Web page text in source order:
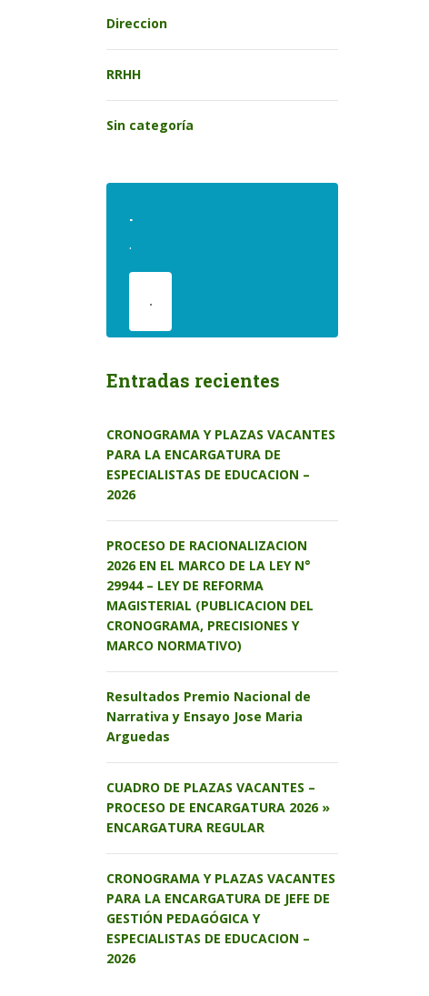
Direccion
RRHH
Sin categoría
.
.
.
Entradas recientes
CRONOGRAMA Y PLAZAS VACANTES
PARA LA ENCARGATURA DE
ESPECIALISTAS DE EDUCACION –
2026
PROCESO DE RACIONALIZACION
2026 EN EL MARCO DE LA LEY N°
29944 – LEY DE REFORMA
MAGISTERIAL (PUBLICACION DEL
CRONOGRAMA, PRECISIONES Y
MARCO NORMATIVO)
Resultados Premio Nacional de
Narrativa y Ensayo Jose Maria
Arguedas
CUADRO DE PLAZAS VACANTES –
PROCESO DE ENCARGATURA 2026 »
ENCARGATURA REGULAR
CRONOGRAMA Y PLAZAS VACANTES
PARA LA ENCARGATURA DE JEFE DE
GESTIÓN PEDAGÓGICA Y
ESPECIALISTAS DE EDUCACION –
2026